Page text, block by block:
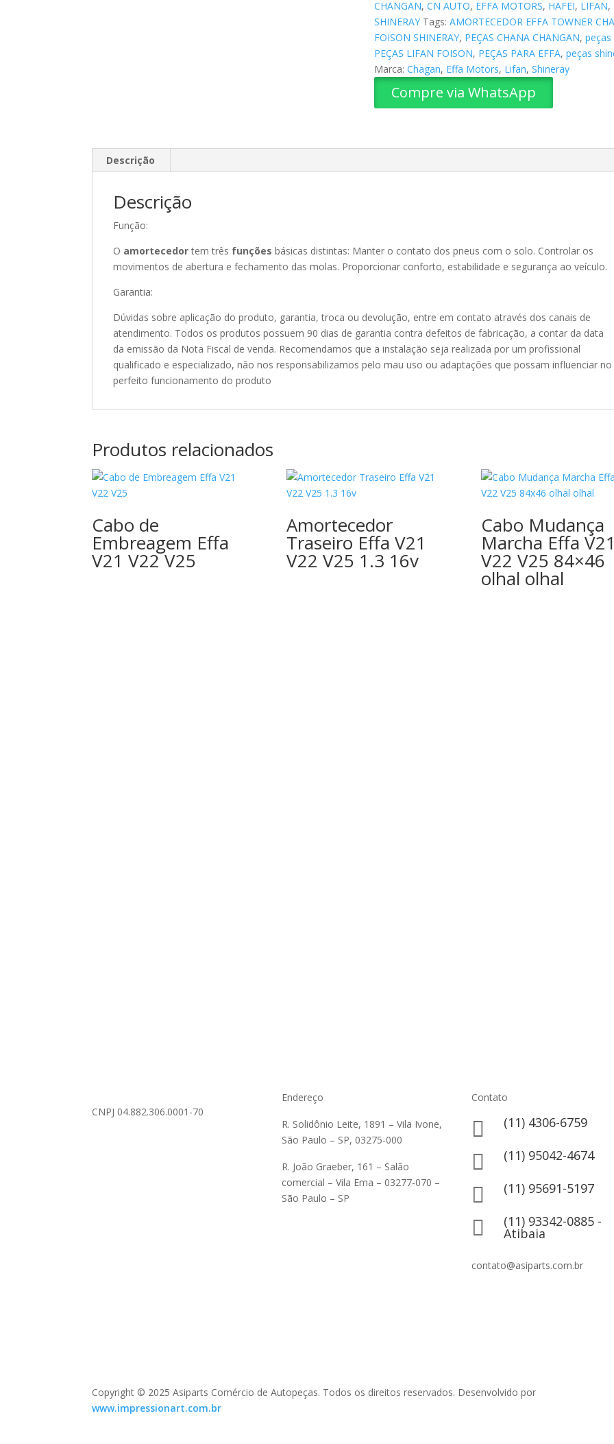
CHANGAN,CN AUTO, EFFA MOTORS, HAFEI, LIFAN,
SHINERAY Tags:AMORTECEDOR EFFA TOWNER
FOISON SHINERAY, PEÇAS CHANA CHANGAN,peças
PEÇAS LIFAN FOISON, PEÇAS PARA EFFA,peças
Marca:Chagan, Effa Motors, Lifan,Shineray
Compre via WhatsApp
Descrição
Descrição
Função:
O amortecedortem três funções básicas distintas: Manter o contato dos pneus com o solo. Controlar os
movimentos de abertura e fechamento das molas. Proporcionar conforto, estabilidade e segurança ao veículo.
Garantia:
Dúvidas sobre aplicação do produto, garantia, troca ou devolução, entre em contato através dos canais de
atendimento. Todos os produtos possuem 90 dias de garantia contra defeitos de fabricação, a contar da data
da emissão da Nota Fiscal de venda. Recomendamos que a instalação seja realizada por um profissional
qualificado e especializado, não nos responsabilizamos pelo mau uso ou adaptações que possam influenciar no
perfeito funcionamento do produto
Produtos relacionados
Cabo de
Embreagem Effa
V21 V22 V25
Amortecedor
Traseiro Effa V21
V22 V25 1.3 16v
Cabo Mudança
Marcha Effa
V22 V25 84×46
olhal olhal
CNPJ 04.882.306.0001-70
Endereço
R. Solidônio Leite, 1891 – Vila Ivone,
São Paulo – SP, 03275-000
R. João Graeber, 161 – Salão
comercial – Vila Ema – 03277-070 –
São Paulo – SP
Contato
 (11) 4306-6759
 (11) 95042-4674
 (11) 95691-5197
 (11) 93342-0885 -
Atibaia
contato@asiparts.com.br
Copyright © 2025 Asiparts Comércio de Autopeças. Todos os direitos reservados. Desenvolvido por
www.impressionart.com.br